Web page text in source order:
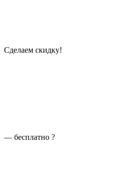
Сделаем скидку!
— бесплатно ?